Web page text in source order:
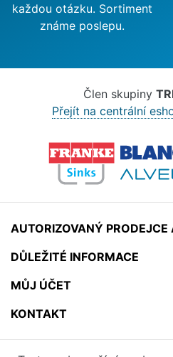
každou otázku. Sortiment
známe poslepu.
Člen skupiny
Přejít na centrální
AUTORIZOVANÝ PRODEJCE
DŮLEŽITÉ INFORMACE
MŮJ ÚČET
KONTAKT